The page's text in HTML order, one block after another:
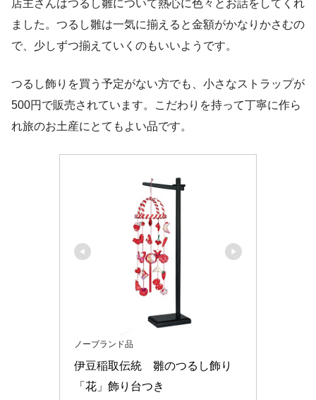
店主さんはつるし雛について熱心に色々とお話をしてくれ
ました。つるし雛は一気に揃えると金額がかなりかさむの
で、少しずつ揃えていくのもいいようです。
つるし飾りを買う予定がない方でも、小さなストラップが
500円で販売されています。こだわりを持って丁寧に作ら
れ旅のお土産にとてもよい品です。
ノーブランド品
伊豆稲取伝統　雛のつるし飾り
「花」飾り台つき